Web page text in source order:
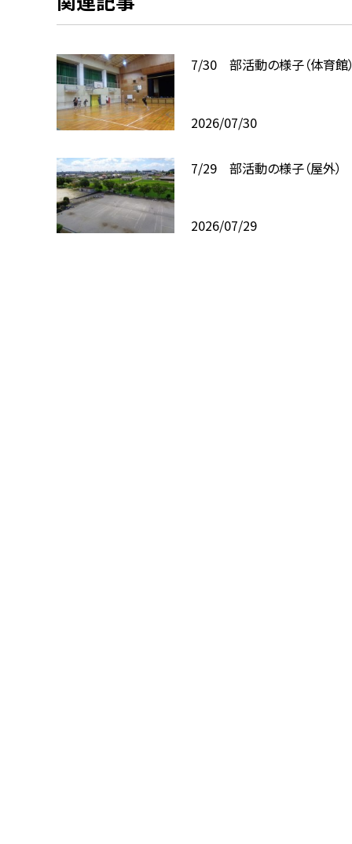
7/30 部活動の様子（体育館
2026/07/30
7/29 部活動の様子（屋外）
2026/07/29